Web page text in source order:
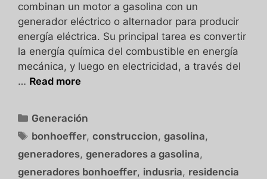
combinan un motor a gasolina con un
generador eléctrico o alternador para producir
energía eléctrica. Su principal tarea es convertir
la energía química del combustible en energía
mecánica, y luego en electricidad, a través del
… Read more
Generación
bonhoeffer,construccion,gasolina,
generadores, generadores a gasolina,
generadores bonhoeffer, indusria, residencia